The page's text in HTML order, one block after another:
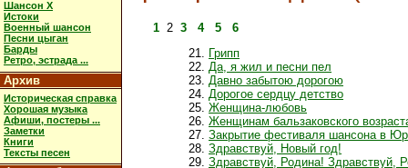
Шансон X
Истоки
Военный шансон
Песни цыган
Барды
Ретро, эстрада ...
Архив
Историческая справка
Хорошая музыка
Афиши, постеры ...
Заметки
Книги
Тексты песен
1 2 3 4 5
6
Грипп
Да, я жил и песни пел
Давно забытою дорогою
Дорогое сердцу детство
Женщина-любовь
Женщинам бальзаковского
Закрытие фестиваля шансона в
Здравствуй, Новый год!
Здравствуй, Родина! Здравствуй,